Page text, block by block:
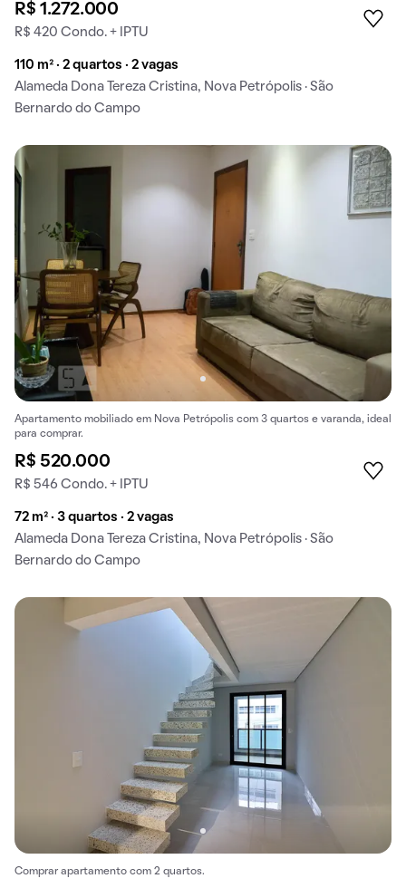
R$ 1.272.000
R$ 420 Condo. + IPTU
110 m² · 2 quartos · 2 vagas
Alameda Dona Tereza Cristina, Nova Petrópolis · São
Bernardo do Campo
Apartamento mobiliado em Nova Petrópolis com 3 quartos e varanda, ideal
para comprar.
R$ 520.000
R$ 546 Condo. + IPTU
72 m² · 3 quartos · 2 vagas
Alameda Dona Tereza Cristina, Nova Petrópolis · São
Bernardo do Campo
Comprar apartamento com 2 quartos.